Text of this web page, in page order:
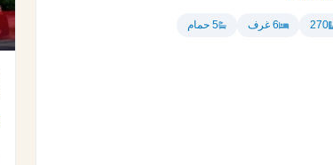
270 6 غرف 5 حمام